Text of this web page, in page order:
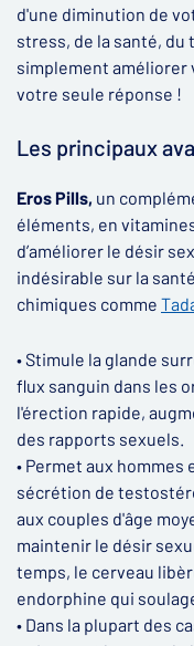
d'une diminution de
stress, de la santé, du
simplement améliorer
votre seule réponse !
Les principaux
Eros Pills, un
éléments, en
d’améliorer le désir
indésirable sur la
chimiques comme
• Stimule la glande
flux sanguin dans les
l'érection rapide,
des rapports sexuels.
• Permet aux hommes
sécrétion de
aux couples d'âge
maintenir le désir
temps, le cerveau
endorphine qui
• Dans la plupart des